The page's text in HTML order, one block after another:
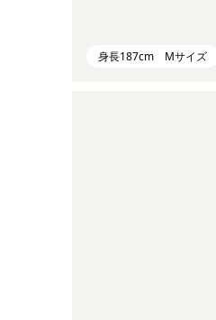
身長187cm Mサイズ